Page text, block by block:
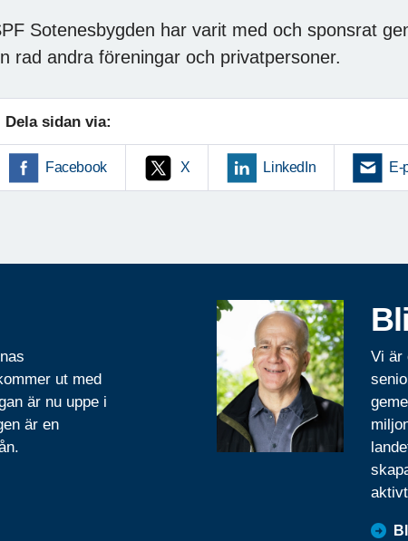
Sotenesbygden har varit med och sponsrat
rad andra föreningar och privatpersoner.
Dela sidan via:
Facebook X LinkedIn E-
ut med
är nu uppe i
är en
Vi är